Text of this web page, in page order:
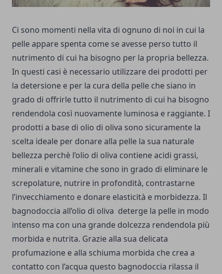
Ci sono momenti nella vita di ognuno di noi in cui la
pelle appare spenta come se avesse perso tutto il
nutrimento di cui ha bisogno per la propria bellezza.
In questi casi è necessario utilizzare dei prodotti per
la detersione e per la cura della pelle che siano in
grado di offrirle tutto il nutrimento di cui ha bisogno
rendendola così nuovamente luminosa e raggiante. I
prodotti a base di olio di oliva sono sicuramente la
scelta ideale per donare alla pelle la sua naturale
bellezza perchè l’olio di oliva contiene acidi grassi,
minerali e vitamine che sono in grado di eliminare le
screpolature, nutrire in profondità, contrastarne
l’invecchiamento e donare elasticità e morbidezza. Il
bagnodoccia all’olio di oliva deterge la pelle in modo
intenso ma con una grande dolcezza rendendola più
morbida e nutrita. Grazie alla sua delicata
profumazione e alla schiuma morbida che crea a
contatto con l’acqua questo bagnodoccia rilassa il